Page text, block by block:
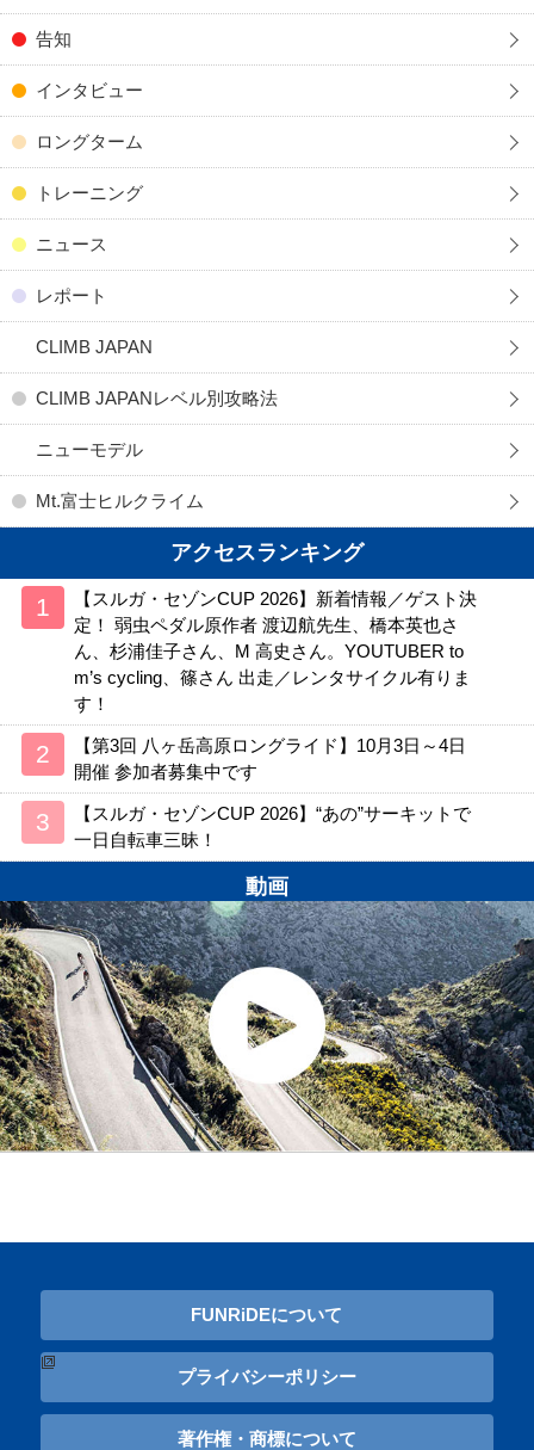
告知
インタビュー
ロングターム
トレーニング
ニュース
レポート
CLIMB JAPAN
CLIMB JAPANレベル別攻略法
ニューモデル
Mt.富士ヒルクライム
アクセスランキング
【スルガ・セゾンCUP 2026】新着情報／ゲスト決
定！ 弱虫ペダル原作者 渡辺航先生、橋本英也さ
ん、杉浦佳子さん、M 高史さん。YOUTUBER to
m’s cycling、篠さん 出走／レンタサイクル有りま
す！
【第3回 八ヶ岳高原ロングライド】10月3日～4日
開催 参加者募集中です
【スルガ・セゾンCUP 2026】“あの”サーキットで
一日自転車三昧！
動画
FUNRiDEについて
プライバシーポリシー
著作権・商標について